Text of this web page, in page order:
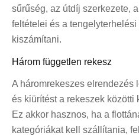
sűrűség, az útdíj szerkezete,
feltételei és a tengelyterhelési
kiszámítani.
Három független rekesz
A háromrekeszes elrendezés
és kiürítést a rekeszek közötti
Ez akkor hasznos, ha a
kategóriákat kell szállítania,